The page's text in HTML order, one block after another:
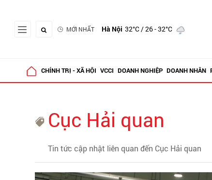
MỚI NHẤT Hà Nội 32°C/ 26 - 32°C
CHÍNH TRỊ - XÃ HỘI VCCI DOANH NGHIỆP DOANH NHÂN
Cục Hải quan
Tin tức cập nhật liên quan đến Cục Hải quan